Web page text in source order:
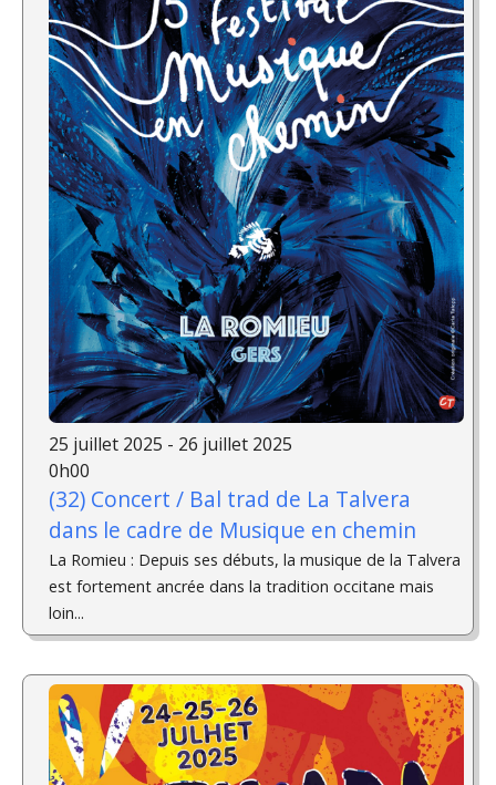
25 juillet 2025 - 26 juillet 2025
0h00
(32) Concert / Bal trad de La Talvera
dans le cadre de Musique en chemin
La Romieu : Depuis ses débuts, la musique de la Talvera
est fortement ancrée dans la tradition occitane mais
loin...